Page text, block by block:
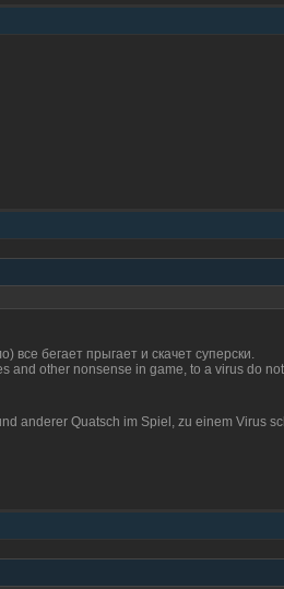
все бегает прыгает и скачет суперски.
and other nonsense in game, to a virus do
anderer Quatsch im Spiel, zu einem Virus